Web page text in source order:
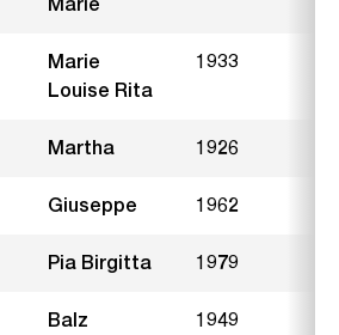
Marie
Louise Rita
1933
Martha 1926
Giuseppe 1962
Pia Birgitta 1979
Balz
1949